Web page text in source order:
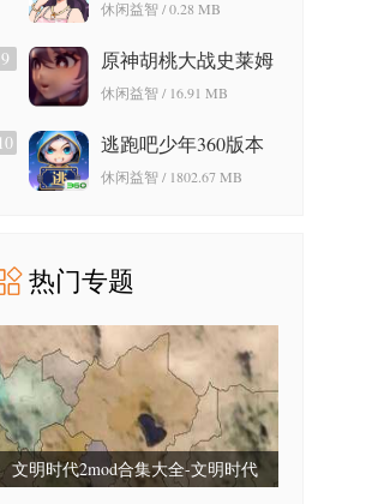
休闲益智 / 0.28 MB
9
原神胡桃大战史莱姆
游戏免费版
休闲益智 / 16.91 MB
10 逃跑吧少年360版本
休闲益智 / 1802.67 MB
热门专题
文明时代2mod合集大全-文明时代